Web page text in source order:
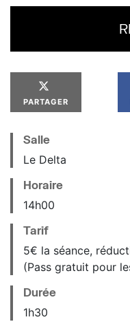
PARTAGER
Salle
Le Delta
Horaire
14h00
Tarif
5€ la séance,
(Pass gratuit pour
Durée
1h30